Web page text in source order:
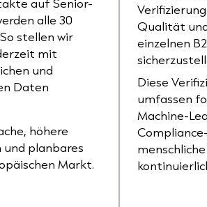
auf Senior-
alle 30
stellen wir
mit
und
Daten
höhere
planbares
Markt.
Qualität
einzelnen
Diese
umfassen
Machine-